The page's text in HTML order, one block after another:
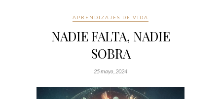
APRENDIZAJES DE VIDA
NADIE FALTA, NADIE
SOBRA
25 mayo, 2024